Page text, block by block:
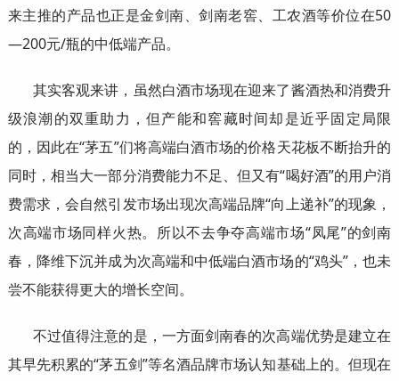
来主推的产品也正是金剑南、剑南老窖、工农酒等价位在50
—200元/瓶的中低端产品。
其实客观来讲，虽然白酒市场现在迎来了酱酒热和消费升
级浪潮的双重助力，但产能和窖藏时间却是近乎固定局限
的，因此在“茅五”们将高端白酒市场的价格天花板不断抬升的
同时，相当大一部分消费能力不足、但又有“喝好酒”的用户消
费需求，会自然引发市场出现次高端品牌“向上递补”的现象，
次高端市场同样火热。所以不去争夺高端市场“凤尾”的剑南
春，降维下沉并成为次高端和中低端白酒市场的“鸡头”，也未
尝不能获得更大的增长空间。
不过值得注意的是，一方面剑南春的次高端优势是建立在
其早先积累的“茅五剑”等名酒品牌市场认知基础上的。但现在